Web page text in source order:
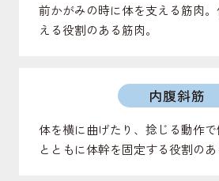
前かがみの時に体を支える筋肉
える役割のある筋肉。
内腹斜筋
体を横に曲げたり、捻じる動作
とともに体幹を固定する役割のあ